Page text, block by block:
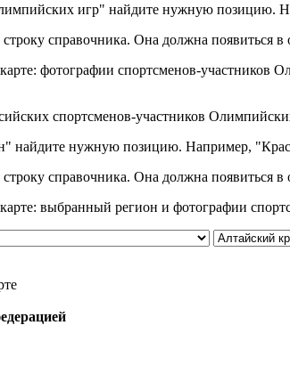
игр" найдите нужную позицию.
справочника. Она должна появиться в
карте: фотографии спортсменов-
спортсменов-участников
найдите нужную позицию. Например,
справочника. Она должна появиться в
карте: выбранный регион и фотографии